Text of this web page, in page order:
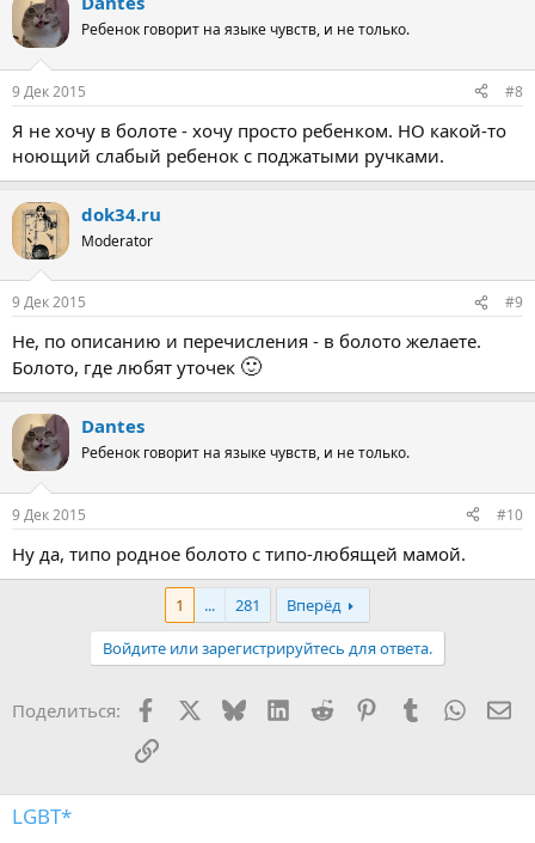
Ребенок говорит на языке чувств, и не только.
9 Дек 2015 #8
Я не хочу в болоте - хочу просто ребенком. НО какой-то
ноющий слабый ребенок с поджатыми ручками.
dok34.ru
Moderator
9 Дек 2015 #9
Не, по описанию и перечисления - в болото желаете.
Болото, где любят уточек 🙂
Dantes
Ребенок говорит на языке чувств, и не только.
9 Дек 2015 #10
Ну да, типо родное болото с типо-любящей мамой.
1 ... 281
Вперёд
Войдите или зарегистрируйтесь для ответа.
Поделиться: Facebook BlueskyLinkedIn
Reddit PinterestTumblr
Ссылка
LGBT*